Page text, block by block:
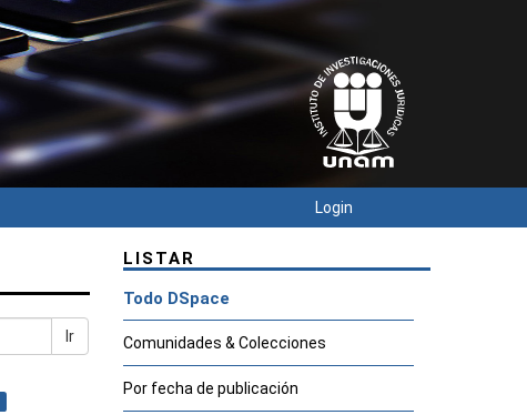
Login
Ir
LISTAR
Todo DSpace
Comunidades & Colecciones
Por fecha de publicación